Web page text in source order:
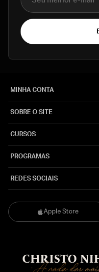
Apple Store
MINHA CONTA
SOBRE O SITE
CURSOS
PROGRAMAS
REDES SOCIAIS